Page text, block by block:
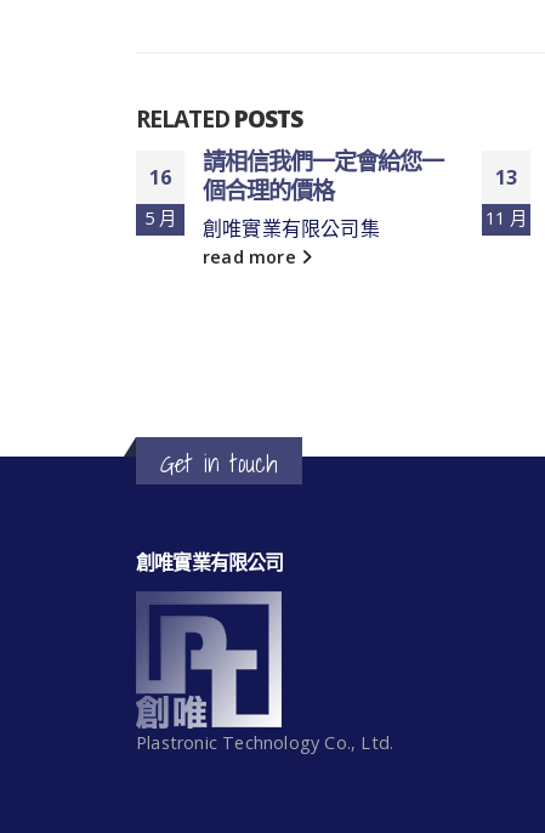
RELATEDPOSTS
16
5 月
請相信我們一定會給您一
個合理的價格
創唯實業有限公司集
read more
13
11 月
Get in touch
創唯實業有限公司
Plastronic Technology Co., Ltd.